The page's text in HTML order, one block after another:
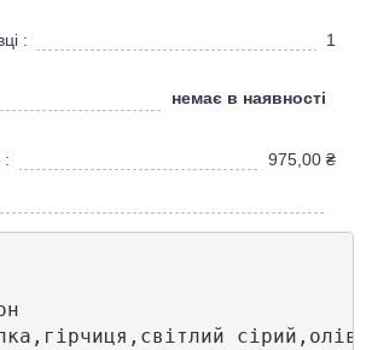
: 1
немає в наявності
: 975,00 ₴
сірий,оліва